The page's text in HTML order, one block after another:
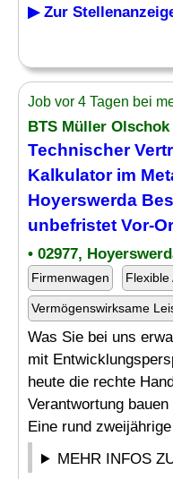
▶ Zur
Job vor 4 Tagen bei
BTS Müller Olschok
Technischer
Kalkulator im
Hoyerswerda
unbefristet Vor-
• 02977,
Firmenwagen Flexible
Vermögenswirksame
Was Sie bei uns
mit
heute die rechte
Verantwortung
Eine rund
MEHR INFOS